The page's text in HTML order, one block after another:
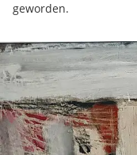
geworden.